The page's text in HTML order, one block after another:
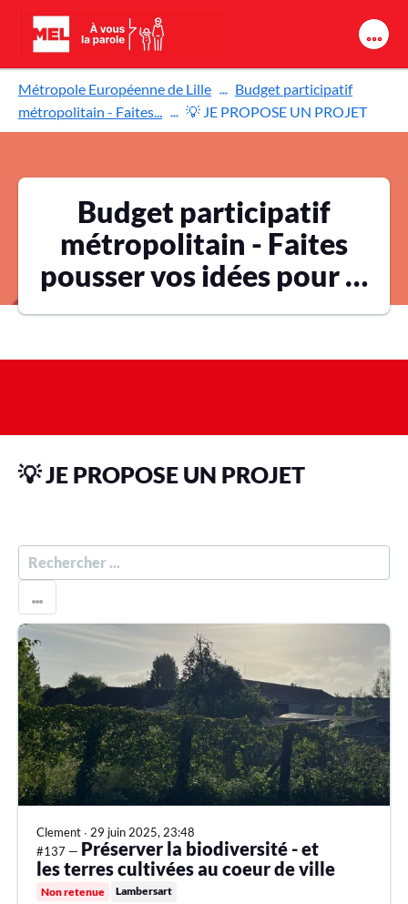
Aller au contenu principal
Métropole Européenne de Lille
Budget participatif
métropolitain - Faites...
💡 JE PROPOSE UN PROJET
Budget participatif
métropolitain - Faites
pousser vos idées pour la
biodiversité !
💡 JE PROPOSE UN PROJET
R
H
E
R
C
H
Clement ∙ 29 juin 2025, 23:48
#137 — Préserver la biodiversité - et
les terres cultivées au coeur de ville
Non retenue Lambersart